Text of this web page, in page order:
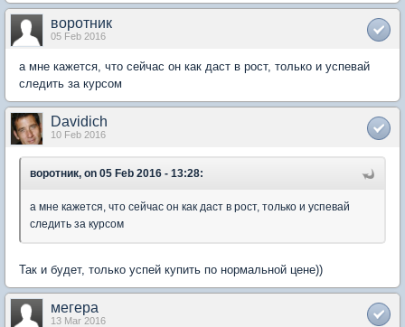
воротник
05 Feb 2016
а мне кажется, что сейчас он как даст в рост, только и успевай
следить за курсом
Davidich
10 Feb 2016
воротник, on 05 Feb 2016 - 13:28:
а мне кажется, что сейчас он как даст в рост, только и успевай
следить за курсом
Так и будет, только успей купить по нормальной цене))
мегера
13 Mar 2016